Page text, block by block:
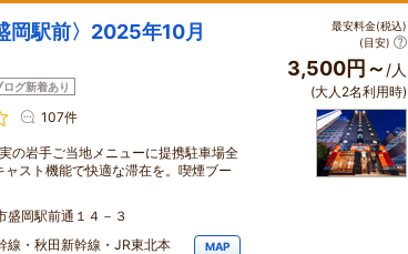
岡駅前〉2025年10月
ログ新着あり
107件
の岩手ご当地メニューに提携駐車場全
スト機能で快適な滞在を。喫煙ブー
盛岡駅前通１４－３
線・秋田新幹線・JR東北本
MAP
最安料金(税込)
(目安)
3,500円～ /人
(大人2名利用時)